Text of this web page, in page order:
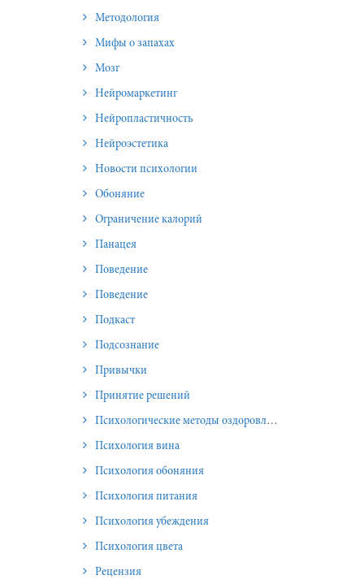
Методология
Мифы о запахах
Мозг
Нейромаркетинг
Нейропластичность
Нейроэстетика
Новости психологии
Обоняние
Ограничение калорий
Панацея
Поведение
Поведение
Подкаст
Подсознание
Привычки
Принятие решений
Психологические методы оздоровления и омоложения
Психология вина
Психология обоняния
Психология питания
Психология убеждения
Психология цвета
Рецензия